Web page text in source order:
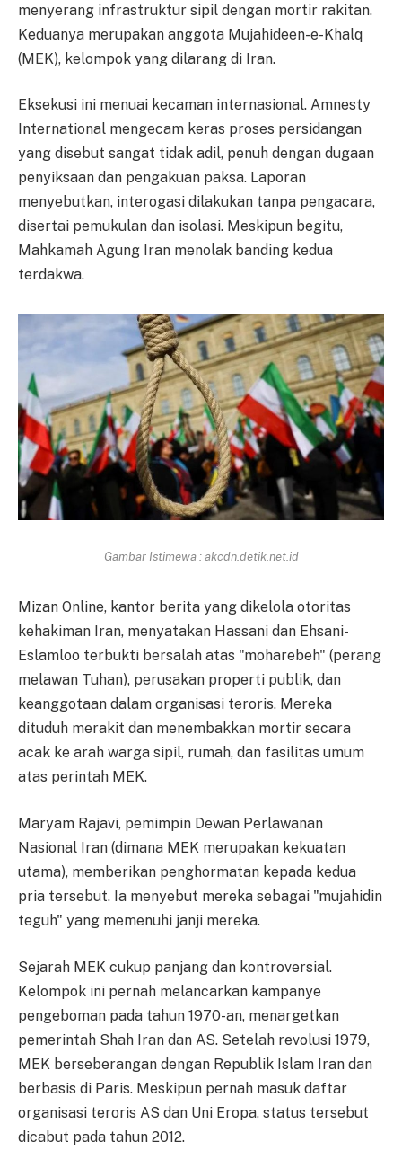
menyerang infrastruktur sipil dengan mortir rakitan.
Keduanya merupakan anggota Mujahideen-e-Khalq
(MEK), kelompok yang dilarang di Iran.
Eksekusi ini menuai kecaman internasional. Amnesty
International mengecam keras proses persidangan
yang disebut sangat tidak adil, penuh dengan dugaan
penyiksaan dan pengakuan paksa. Laporan
menyebutkan, interogasi dilakukan tanpa pengacara,
disertai pemukulan dan isolasi. Meskipun begitu,
Mahkamah Agung Iran menolak banding kedua
terdakwa.
Gambar Istimewa : akcdn.detik.net.id
Mizan Online, kantor berita yang dikelola otoritas
kehakiman Iran, menyatakan Hassani dan Ehsani-
Eslamloo terbukti bersalah atas "moharebeh" (perang
melawan Tuhan), perusakan properti publik, dan
keanggotaan dalam organisasi teroris. Mereka
dituduh merakit dan menembakkan mortir secara
acak ke arah warga sipil, rumah, dan fasilitas umum
atas perintah MEK.
Maryam Rajavi, pemimpin Dewan Perlawanan
Nasional Iran (dimana MEK merupakan kekuatan
utama), memberikan penghormatan kepada kedua
pria tersebut. Ia menyebut mereka sebagai "mujahidin
teguh" yang memenuhi janji mereka.
Sejarah MEK cukup panjang dan kontroversial.
Kelompok ini pernah melancarkan kampanye
pengeboman pada tahun 1970-an, menargetkan
pemerintah Shah Iran dan AS. Setelah revolusi 1979,
MEK berseberangan dengan Republik Islam Iran dan
berbasis di Paris. Meskipun pernah masuk daftar
organisasi teroris AS dan Uni Eropa, status tersebut
dicabut pada tahun 2012.